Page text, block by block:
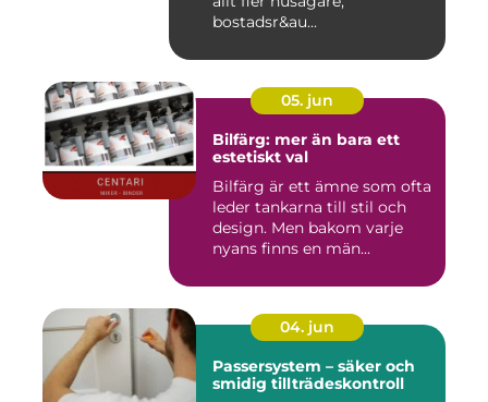
bostadsr&au...
05. jun
Bilfärg: mer än bara ett
estetiskt val
Bilfärg är ett ämne som ofta
leder tankarna till stil och
design. Men bakom varje
nyans finns en män...
04. jun
Passersystem – säker och
smidig tillträdeskontroll